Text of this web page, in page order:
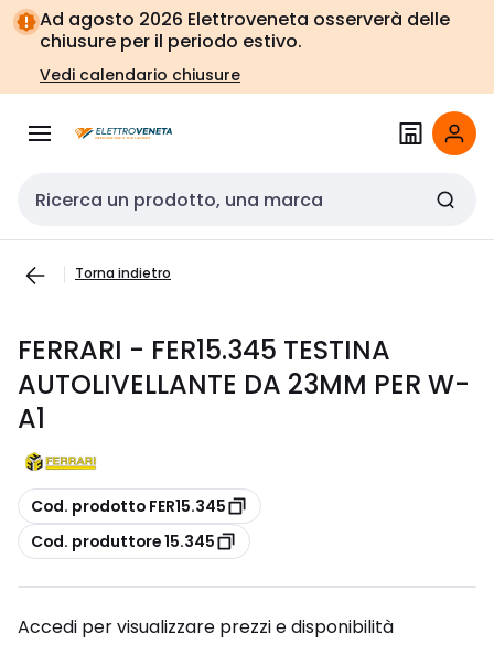
Vai alla
navigazione
Vai
alla
pagina
Ad agosto 2026 Elettroveneta osserverà delle
chiusure per il periodo estivo.
Vedi calendario chiusure
Cerca input
Torna indietro
FERRARI - FER15.345 TESTINA
AUTOLIVELLANTE DA 23MM PER W-
A1
copia
Cod. prodotto FER15.345
copia
Cod. produttore 15.345
Accedi per visualizzare prezzi e disponibilità